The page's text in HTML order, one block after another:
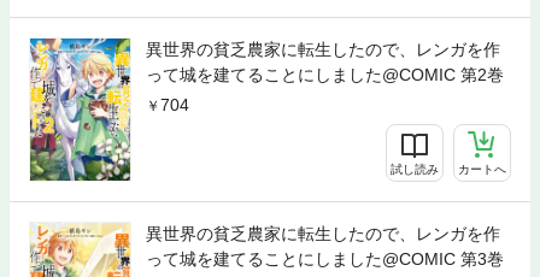
異世界の貧乏農家に転生したので、レンガを作
って城を建てることにしました@COMIC 第2巻
704
試し読み カートへ
異世界の貧乏農家に転生したので、レンガを作
って城を建てることにしました@COMIC 第3巻